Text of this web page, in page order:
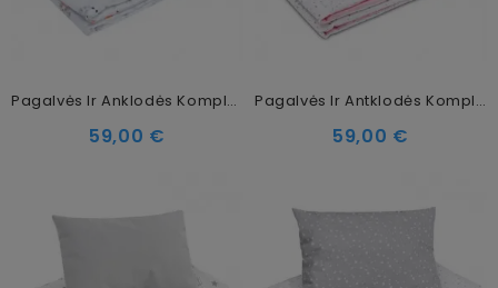
Pagalvės Ir Anklodės Komplektas Apanatschi, 75 X 100 Cm
59,00 €
Pagalvės Ir Antklodės Komplektas Aurora, 75 X 100 Cm
59,00 €